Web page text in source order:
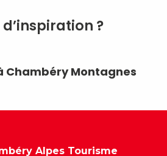
?
Chambéry Montagnes
Alpes Tourisme